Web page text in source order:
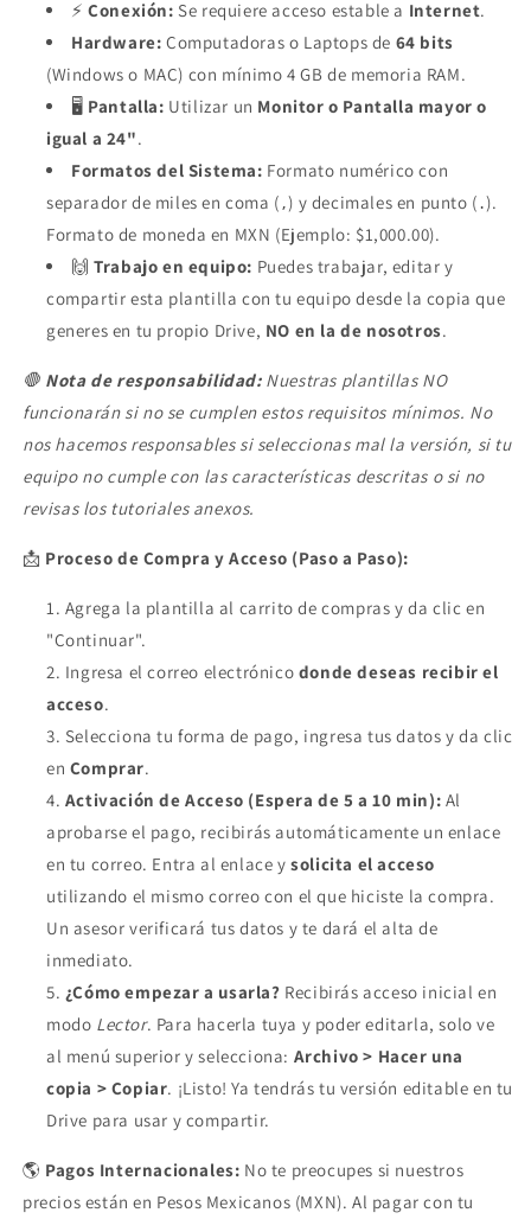
⚡Conexión: Se requiere acceso estable a Internet.
Hardware: Computadoras o Laptops de 64 bits
(Windows o MAC) con mínimo 4 GB de memoria RAM.
🖥️ Pantalla: Utilizar un Monitor o Pantalla mayor o
igual a 24".
Formatos del Sistema: Formato numérico con
separador de miles en coma ( ,) y decimales en punto ( .).
Formato de moneda en MXN (Ejemplo: $1,000.00).
🙌Trabajo en equipo: Puedes trabajar, editar y
compartir esta plantilla con tu equipo desde la copia que
generes en tu propio Drive, NO en la de nosotros.
🛑 Nota de responsabilidad:Nuestras plantillas NO
funcionarán si no se cumplen estos requisitos mínimos. No
nos hacemos responsables si seleccionas mal la versión, si tu
equipo no cumple con las características descritas o si no
revisas los tutoriales anexos.
📩 Proceso de Compra y Acceso (Paso a Paso):
Agrega la plantilla al carrito de compras y da clic en
"Continuar".
Ingresa el correo electrónico donde deseas recibir el
acceso.
Selecciona tu forma de pago, ingresa tus datos y da clic
en Comprar.
Activación de Acceso (Espera de 5 a 10 min): Al
aprobarse el pago, recibirás automáticamente un enlace
en tu correo. Entra al enlace ysolicita el acceso
utilizando el mismo correo con el que hiciste la compra.
Un asesor verificará tus datos y te dará el alta de
inmediato.
¿Cómo empezar a usarla? Recibirás acceso inicial en
modo Lector. Para hacerla tuya y poder editarla, solo ve
al menú superior y selecciona: Archivo > Hacer una
copia > Copiar. ¡Listo! Ya tendrás tu versión editable en tu
Drive para usar y compartir.
🌎 Pagos Internacionales: No te preocupes si nuestros
precios están en Pesos Mexicanos (MXN). Al pagar con tu